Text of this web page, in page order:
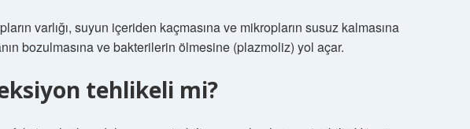
varlığı, suyun içeriden kaçmasına ve mikropların susuz kalmasına
bozulmasına ve bakterilerin ölmesine (plazmoliz) yol açar.
tehlikeli mi?